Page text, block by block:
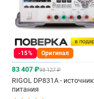
-15% Оригинал
83 407 ₽98 127 ₽
RIGOL DP831A - источник
питания